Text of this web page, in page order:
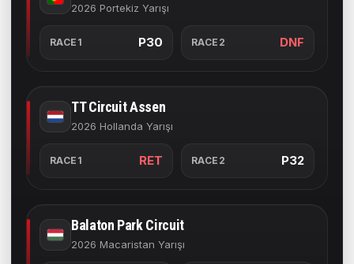
2026 Portekiz Yarışı
RACE1 P30 RACE2 DNF
TT Circuit Assen
2026 Hollanda Yarışı
RACE1 RET RACE2 P32
Balaton Park Circuit
2026 Macaristan Yarışı